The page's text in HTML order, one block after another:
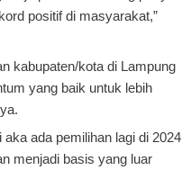
positif di masyarakat,”
kabupaten/kota di Lampung
yang baik untuk lebih
aka ada pemilihan lagi di 2024
menjadi basis yang luar